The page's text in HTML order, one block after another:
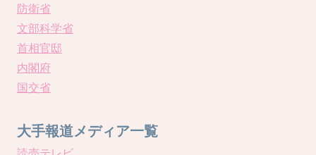
防衛省
文部科学省
首相官邸
内閣府
国交省
大手報道メディア一覧